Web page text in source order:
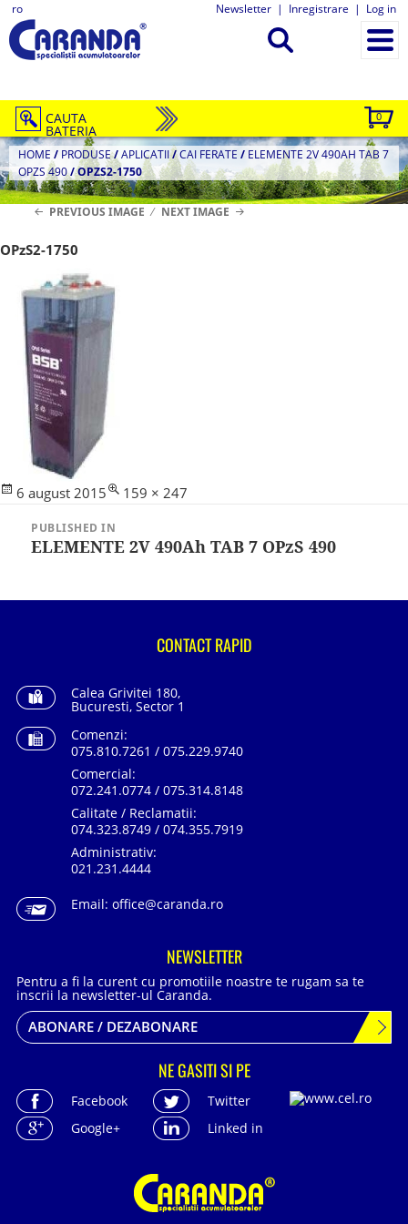
ro Newsletter | Inregistrare | Log in
0
CAUTA
BATERIA
HOME / PRODUSE/APLICATII/CAI FERATE / ELEMENTE 2V 490AH TAB 7
OPZS 490/OPZS2-1750
PREVIOUS IMAGE NEXT IMAGE
OPzS2-1750
Posted
6 august 2015
Full
159 × 247
articole
PUBLISHED IN
ELEMENTE 2V 490Ah TAB 7 OPzS 490
CONTACT RAPID
Calea Grivitei 180,
Bucuresti, Sector 1
Comenzi:
075.810.7261 / 075.229.9740
Comercial:
072.241.0774 / 075.314.8148
Calitate / Reclamatii:
074.323.8749 / 074.355.7919
Administrativ:
021.231.4444
Email: office@caranda.ro
NEWSLETTER
Pentru a fi la curent cu promotiile noastre te rugam sa te
inscrii la newsletter-ul Caranda.
ABONARE / DEZABONARE
NE GASITI SI PE
Facebook
Twitter
Google+
Linked in